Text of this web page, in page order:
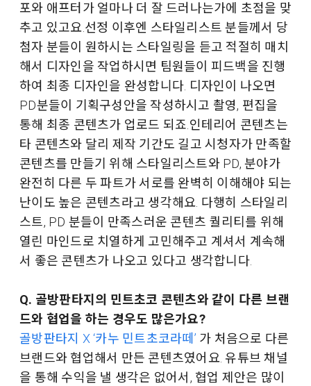
포와 애프터가 얼마나 더 잘 드러나는가에 초점을 맞
추고 있고요.선정 이후엔 스타일리스트 분들께서 당
첨자 분들이 원하시는 스타일링을 듣고 적절히 매치
해서 디자인을 작업하시면 팀원들이 피드백을 진행
하여 최종 디자인을 완성합니다. 디자인이 나오면
PD분들이 기획구성안을 작성하시고 촬영, 편집을
통해 최종 콘텐츠가 업로드 되죠.인테리어 콘텐츠는
타 콘텐츠와 달리 제작 기간도 길고 시청자가 만족할
콘텐츠를 만들기 위해 스타일리스트와 PD, 분야가
완전히 다른 두 파트가 서로를 완벽히 이해해야 되는
난이도 높은 콘텐츠라고 생각해요. 다행히 스타일리
스트, PD 분들이 만족스러운 콘텐츠 퀄리티를 위해
열린 마인드로 치열하게 고민해주고 계셔서 계속해
서 좋은 콘텐츠가 나오고 있다고 생각합니다.
Q. 골방판타지의 민트초코 콘텐츠와 같이 다른 브랜
드와 협업을 하는 경우도 많은가요?
골방판타지 X ‘카누 민트초코라떼’ 가 처음으로 다른
브랜드와 협업해서 만든 콘텐츠였어요. 유튜브 채널
을 통해 수익을 낼 생각은 없어서, 협업 제안은 많이